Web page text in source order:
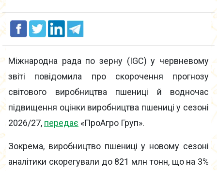
Міжнародна рада по зерну (IGC) у червневому
звіті повідомила про скорочення прогнозу
світового виробництва пшениці й водночас
підвищення оцінки виробництва пшениці у сезоні
2026/27, передає «ПроАгро Груп».
Зокрема, виробництво пшениці у новому сезоні
аналітики скорегували до 821 млн тонн, що на 3%